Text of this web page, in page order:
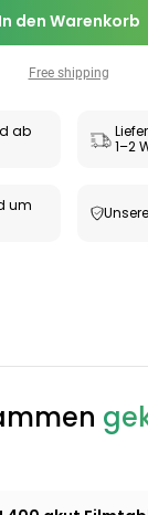
In den Warenkorb
Free shipping
ab
1–2
um